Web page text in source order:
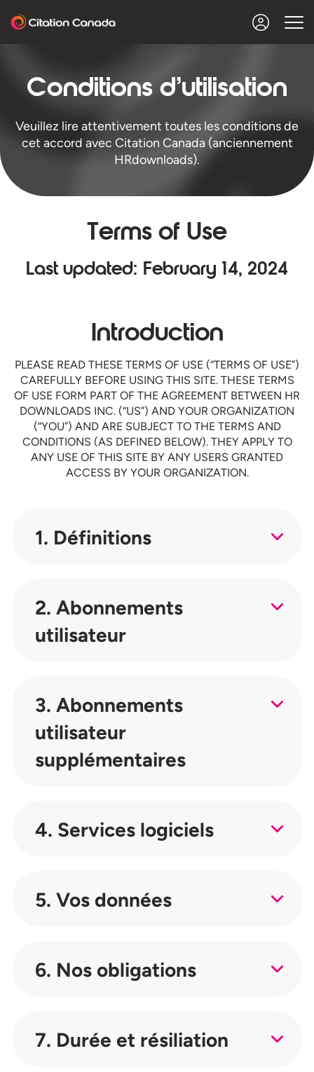
Conditions d’utilisation
Veuillez lire attentivement toutes les conditions de
cet accord avec Citation Canada (anciennement
HRdownloads).
Terms of Use
Last updated: February 14, 2024
Introduction
PLEASE READ THESE TERMS OF USE (“TERMS OF USE”)
CAREFULLY BEFORE USING THIS SITE. THESE TERMS
OF USE FORM PART OF THE AGREEMENT BETWEEN HR
DOWNLOADS INC. (“US”) AND YOUR ORGANIZATION
(“YOU”) AND ARE SUBJECT TO THE TERMS AND
CONDITIONS (AS DEFINED BELOW). THEY APPLY TO
ANY USE OF THIS SITE BY ANY USERS GRANTED
ACCESS BY YOUR ORGANIZATION.
1. Définitions
2. Abonnements
utilisateur
3. Abonnements
utilisateur
supplémentaires
4. Services logiciels
5. Vos données
6. Nos obligations
7. Durée et résiliation